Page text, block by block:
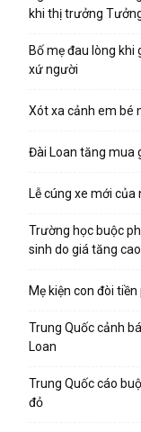
khi thị trưởng
Bố mẹ đau lòng khi
xứ người
Xót xa cảnh em bé
Đài Loan tăng mua
Lễ cúng xe mới
Trường học buộc
sinh do giá tăng cao
Mẹ kiện con đòi
Trung Quốc cảnh
Loan
Trung Quốc cáo
đỏ